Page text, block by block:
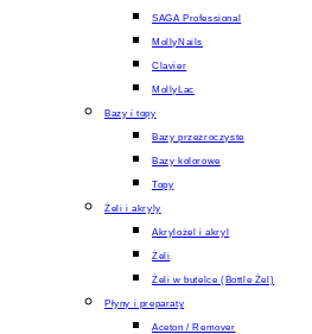
SAGA Professional
MollyNails
Clavier
MollyLac
Bazy i topy
Bazy przezroczyste
Bazy kolorowe
Topy
Żeli i akryly
Akrylożel i akryl
Żeli
Żeli w butelce (Bottle Żel)
Płyny i preparaty
Aceton / Remover